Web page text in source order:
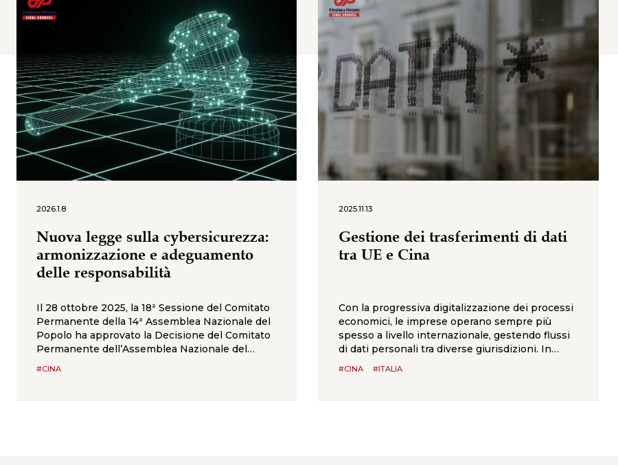
2026.1.8
Nuova legge sulla cybersicurezza:
armonizzazione e adeguamento
delle responsabilità
Il 28 ottobre 2025, la 18ª Sessione del Comitato
Permanente della 14ª Assemblea Nazionale del
Popolo ha approvato la Decisione del Comitato
Permanente dell’Assemblea Nazionale del
#CINA
2025.11.13
Gestione dei trasferimenti di dati
tra UE e Cina
Con la progressiva digitalizzazione dei processi
economici, le imprese operano sempre più
spesso a livello internazionale, gestendo flussi
di dati personali tra diverse giurisdizioni. In
#CINA #ITALIA